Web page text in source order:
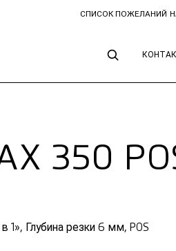
СПИСОК ПОЖЕЛАНИЙ
350
1», Глубина резки 6 мм, POS